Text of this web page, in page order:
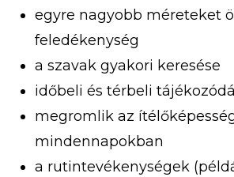
egyre nagyobb méreteket
feledékenység
a szavak gyakori keresése
időbeli és térbeli
megromlik az
mindennapokban
a rutintevékenységek